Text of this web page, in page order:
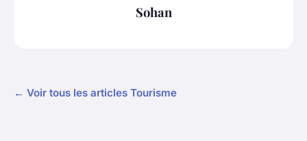
Sohan
← Voir tous les articles Tourisme